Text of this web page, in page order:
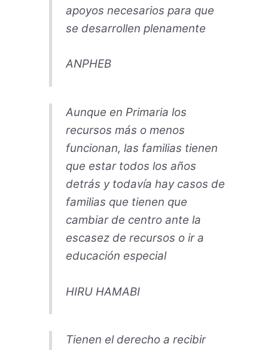
apoyos necesarios para que
se desarrollen plenamente
ANPHEB
Aunque en Primaria los
recursos más o menos
funcionan, las familias tienen
que estar todos los años
detrás y todavía hay casos de
familias que tienen que
cambiar de centro ante la
escasez de recursos o ir a
educación especial
HIRU HAMABI
Tienen el derecho a recibir